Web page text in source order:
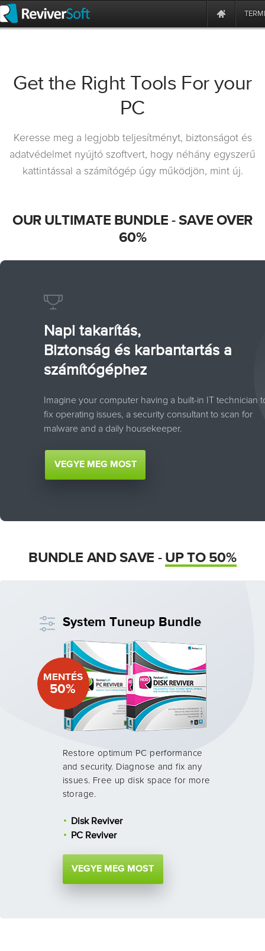
Get the Right Tools For your
PC
Keresse meg a legjobb teljesítményt, biztonságot és
adatvédelmet nyújtó szoftvert, hogy néhány egyszerű
kattintással a számítógép úgy működjön, mint új.
OUR ULTIMATE BUNDLE -SAVE OVER
60%
Napi takarítás,
Biztonság és karbantartás a
számítógéphez
Imagine your computer having a built-in IT technician
fix operating issues, a security consultant to scan for
malware and a daily housekeeper.
VEGYE MEG MOST
BUNDLE AND SAVE - UP TO 50%
System Tuneup Bundle
MENTÉS
50%
Restore optimum PC performance
and security. Diagnose and fix any
issues. Free up disk space for more
storage.
Disk Reviver
PC Reviver
VEGYE MEG MOST